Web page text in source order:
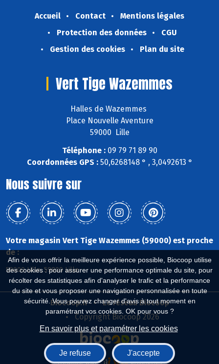
Afin de vous offrir la meilleure expérience possible, Biocoop utilise
des cookies : pour assurer une performance optimale du site, pour
récolter des statistiques afin d'analyser le trafic et la performance
du site et vous proposer une navigation personnalisée en toute
sécurité. Vous pouvez changer d'avis à tout moment en
paramétrant vos cookies. OK pour vous ?
En savoir plus et paramétrer les cookies
Je refuse J'accepte
Accueil Contact
Mentions légales
Protection des données
CGU
Gestion des cookies
Plan du site
Vert Tige Wazemmes
Halles de Wazemmes
Place Nouvelle Aventure
59000 Lille
Téléphone :09 79 71 89 90
Coordonnées GPS :50,6268148 ° , 3,0492613 °
Nous suivre sur
Votre magasin Vert Tige Wazemmes (59000) est proche
de :
59000 Lille, 59800 Lille
Biocoop.fr
Le réseau Biocoop
Copyright Biocoop 2026
Réalisé par